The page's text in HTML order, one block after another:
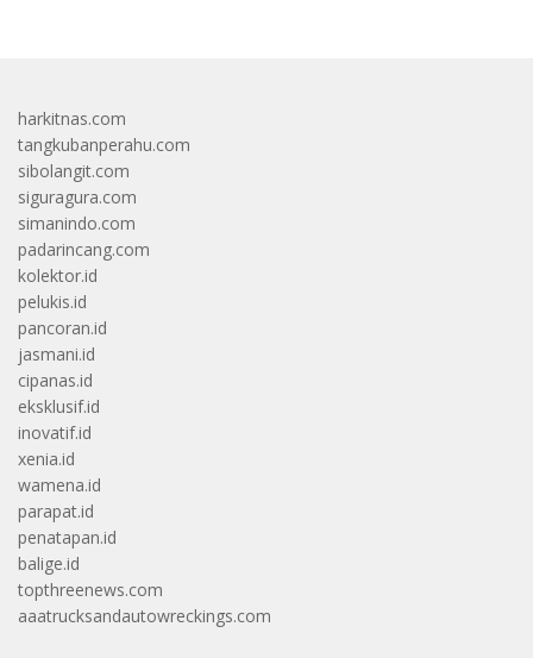
harkitnas.com
tangkubanperahu.com
sibolangit.com
siguragura.com
simanindo.com
padarincang.com
kolektor.id
pelukis.id
pancoran.id
jasmani.id
cipanas.id
eksklusif.id
inovatif.id
xenia.id
wamena.id
parapat.id
penatapan.id
balige.id
topthreenews.com
aaatrucksandautowreckings.com